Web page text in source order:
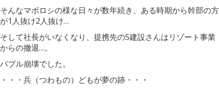
そんなマボロシの様な日々が数年続き、ある時期から幹部の方
が1人抜け2人抜け…
そして社長がいなくなり、提携先のS建設さんはリゾート事業
からの撤退…。
バブル崩壊でした。
・・・兵（つわもの）どもが夢の跡・・・